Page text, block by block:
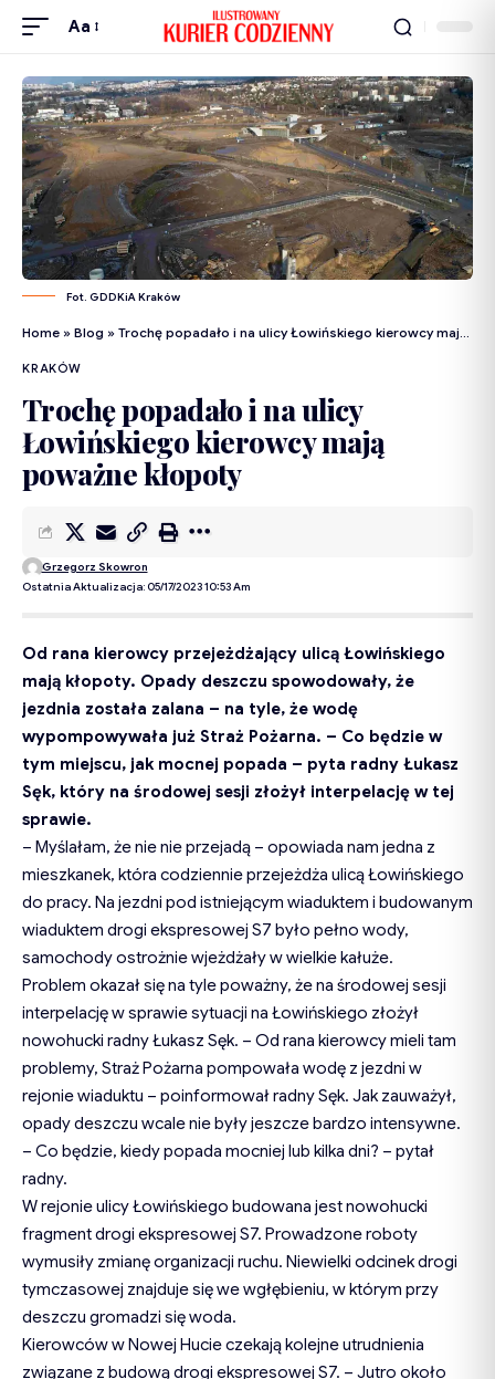
Aa
Fot. GDDKiA Kraków
Home » Blog » Trochę popadało i na ulicy Łowińskiego kierowcy mają poważne kłopoty
KRAKÓW
Trochę popadało i na ulicy
Łowińskiego kierowcy mają
poważne kłopoty
Ostatnia Aktualizacja: 05/17/2023 10:53 Am
Grzegorz Skowron
Od rana kierowcy przejeżdżający ulicą Łowińskiego
mają kłopoty. Opady deszczu spowodowały, że
jezdnia została zalana – na tyle, że wodę
wypompowywała już Straż Pożarna. – Co będzie w
tym miejscu, jak mocnej popada – pyta radny Łukasz
Sęk, który na środowej sesji złożył interpelację w tej
sprawie.
– Myślałam, że nie nie przejadą – opowiada nam jedna z
mieszkanek, która codziennie przejeżdża ulicą Łowińskiego
do pracy. Na jezdni pod istniejącym wiaduktem i budowanym
wiaduktem drogi ekspresowej S7 było pełno wody,
samochody ostrożnie wjeżdżały w wielkie kałuże.
Problem okazał się na tyle poważny, że na środowej sesji
interpelację w sprawie sytuacji na Łowińskiego złożył
nowohucki radny Łukasz Sęk. – Od rana kierowcy mieli tam
problemy, Straż Pożarna pompowała wodę z jezdni w
rejonie wiaduktu – poinformował radny Sęk. Jak zauważył,
opady deszczu wcale nie były jeszcze bardzo intensywne.
– Co będzie, kiedy popada mocniej lub kilka dni? – pytał
radny.
W rejonie ulicy Łowińskiego budowana jest nowohucki
fragment drogi ekspresowej S7. Prowadzone roboty
wymusiły zmianę organizacji ruchu. Niewielki odcinek drogi
tymczasowej znajduje się we wgłębieniu, w którym przy
deszczu gromadzi się woda.
Kierowców w Nowej Hucie czekają kolejne utrudnienia
związane z budową drogi ekspresowej S7. – Jutro około